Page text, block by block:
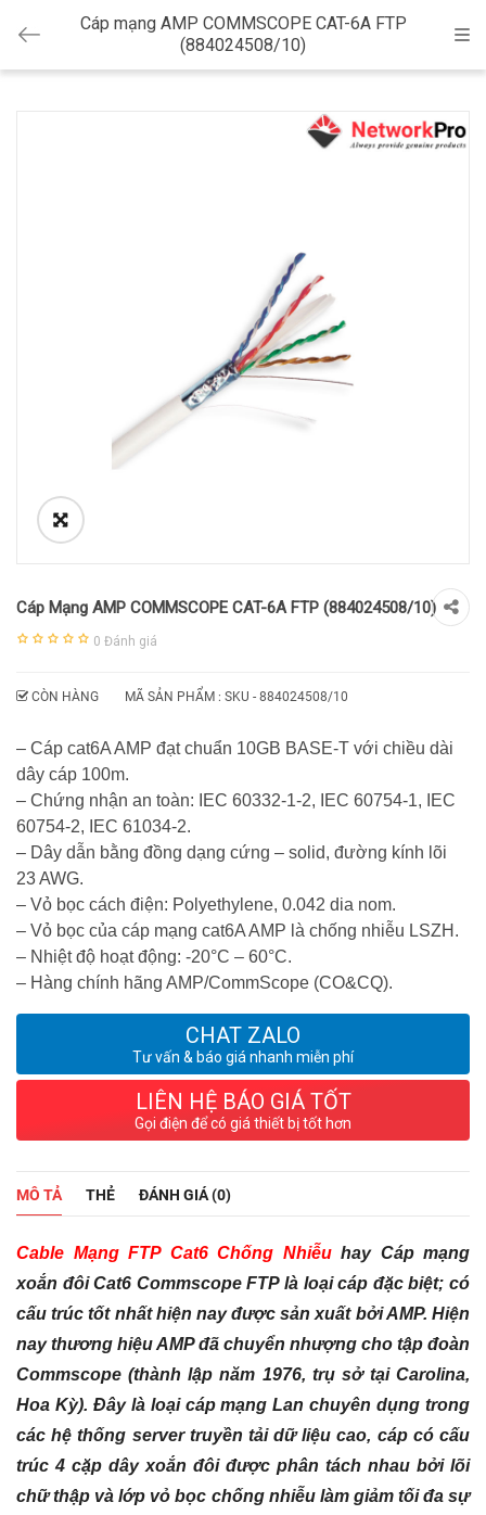
Cáp mạng AMP COMMSCOPE CAT-6A FTP
(884024508/10)
Cáp Mạng AMP COMMSCOPE CAT-6A FTP (884024508/10)
0 Đánh giá
CÒN HÀNG MÃ SẢN PHẨM : SKU - 884024508/10
– Cáp cat6A AMP đạt chuẩn 10GB BASE-T với chiều dài
dây cáp 100m.
– Chứng nhận an toàn: IEC 60332-1-2, IEC 60754-1, IEC
60754-2, IEC 61034-2.
– Dây dẫn bằng đồng dạng cứng – solid, đường kính lõi
23 AWG.
– Vỏ bọc cách điện: Polyethylene, 0.042 dia nom.
– Vỏ bọc của cáp mạng cat6A AMP là chống nhiễu LSZH.
– Nhiệt độ hoạt động: -20°C – 60°C.
– Hàng chính hãng AMP/CommScope (CO&CQ).
CHAT ZALO
Tư vấn & báo giá nhanh miễn phí
LIÊN HỆ BÁO GIÁ TỐT
Gọi điện để có giá thiết bị tốt hơn
MÔ TẢ THẺ ĐÁNH GIÁ (0)
Cable Mạng FTP Cat6 Chống Nhiễuhay Cáp mạng
xoắn đôi Cat6 Commscope FTP là loại cáp đặc biệt; có
cấu trúc tốt nhất hiện nay được sản xuất bởi AMP. Hiện
nay thương hiệu AMP đã chuyển nhượng cho tập đoàn
Commscope (thành lập năm 1976, trụ sở tại Carolina,
Hoa Kỳ). Đây là loại cáp mạng Lan chuyên dụng trong
các hệ thống server truyền tải dữ liệu cao, cáp có cấu
trúc 4 cặp dây xoắn đôi được phân tách nhau bởi lõi
chữ thập và lớp vỏ bọc chống nhiễu làm giảm tối đa sự